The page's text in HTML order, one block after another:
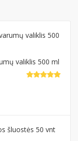
valiklis 500 ml